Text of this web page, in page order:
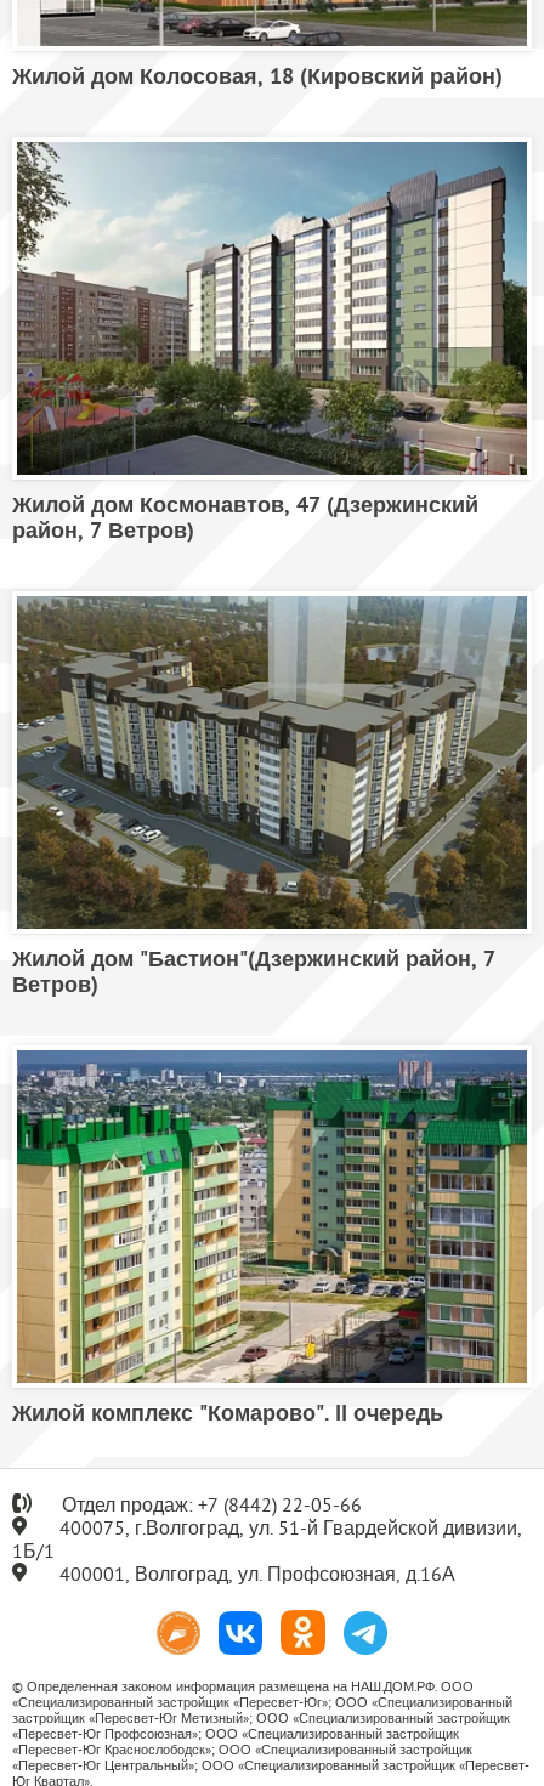
Жилой дом Колосовая, 18 (Кировский район)
Жилой дом Космонавтов, 47 (Дзержинский
район, 7 Ветров)
Жилой дом "Бастион"(Дзержинский район, 7
Ветров)
Жилой комплекс "Комарово". II очередь
Отдел продаж: +7 (8442) 22-05-66
400075, г.Волгоград, ул. 51-й Гвардейской дивизии,
1Б/1
400001, Волгоград, ул. Профсоюзная, д.16А
© Определенная законом информация размещена на НАШ.ДОМ.РФ. ООО
«Специализированный застройщик «Пересвет-Юг»; ООО «Специализированный
застройщик «Пересвет-Юг Метизный»; ООО «Специализированный застройщик
«Пересвет-Юг Профсоюзная»; ООО «Специализированный застройщик
«Пересвет-Юг Краснослободск»; ООО «Специализированный застройщик
«Пересвет-Юг Центральный»; ООО «Специализированный застройщик «Пересвет-
Юг Квартал».